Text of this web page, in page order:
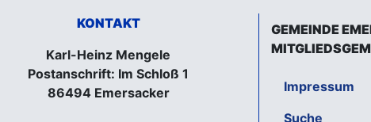
KONTAKT
Karl-Heinz Mengele
Postanschrift: Im Schloß 1
86494 Emersacker
GEMEINDE
Impressum
Suche